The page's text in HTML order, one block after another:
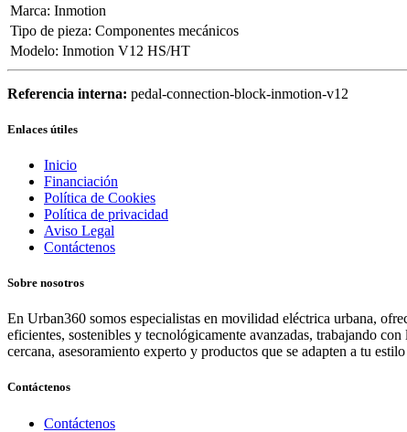
Marca: Inmotion
Tipo de pieza: Componentes mecánicos
Modelo: Inmotion V12 HS/HT
Referencia interna: pedal-connection-block-inmotion-v12
Enlaces útiles
Inicio
Financiación
Política de Cookies
Política de privacidad
Aviso Legal
Contáctenos
Sobre nosotros
En Urban360 somos especialistas en movilidad eléctrica urbana,
eficientes, sostenibles y tecnológicamente avanzadas, trabajando
cercana, asesoramiento experto y productos que se adapten a tu
Contáctenos
Contáctenos